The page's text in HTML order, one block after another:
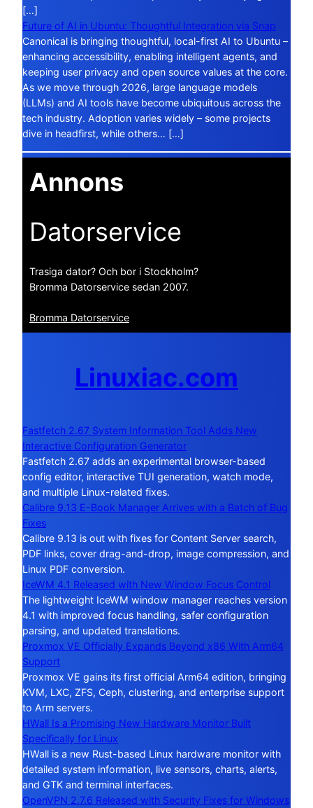
[…]
Future of AI in Ubuntu: Thoughtful Integration via Snap
Canonical is bringing thoughtful, local-first AI to Ubuntu –
enhancing accessibility, enabling intelligent agents, and
keeping user privacy and open source values at the core.
As we move through 2026, large language models
(LLMs) and AI tools have become ubiquitous across the
tech industry. Adoption varies widely – some projects
dive in headfirst, while others… […]
Annons
Datorservice
Trasiga dator? Och bor i Stockholm?
Bromma Datorservice sedan 2007.
Bromma Datorservice
Linuxiac.com
Fastfetch 2.67 System Information Tool Adds New
Interactive Configuration Generator
Fastfetch 2.67 adds an experimental browser-based
config editor, interactive TUI generation, watch mode,
and multiple Linux-related fixes.
Calibre 9.13 E-Book Manager Arrives with a Batch of Bug
Fixes
Calibre 9.13 is out with fixes for Content Server search,
PDF links, cover drag-and-drop, image compression, and
Linux PDF conversion.
IceWM 4.1 Released with New Window Focus Control
The lightweight IceWM window manager reaches version
4.1 with improved focus handling, safer configuration
parsing, and updated translations.
Proxmox VE Officially Expands Beyond x86 With Arm64
Support
Proxmox VE gains its first official Arm64 edition, bringing
KVM, LXC, ZFS, Ceph, clustering, and enterprise support
to Arm servers.
HWall Is a Promising New Hardware Monitor Built
Specifically for Linux
HWall is a new Rust-based Linux hardware monitor with
detailed system information, live sensors, charts, alerts,
and GTK and terminal interfaces.
OpenVPN 2.7.6 Released with Security Fixes for Windows